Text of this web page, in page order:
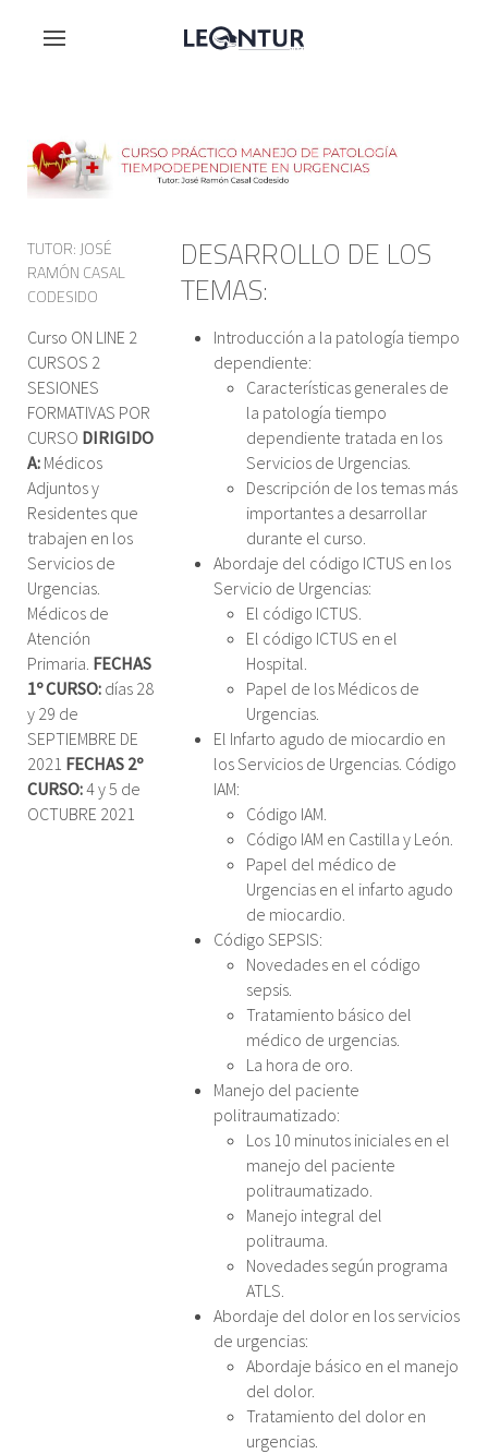
TUTOR: JOSÉ
RAMÓN CASAL
CODESIDO
Curso ON LINE 2
CURSOS 2
SESIONES
FORMATIVAS POR
CURSO DIRIGIDO
A: Médicos
Adjuntos y
Residentes que
trabajen en los
Servicios de
Urgencias.
Médicos de
Atención
Primaria. FECHAS
1º CURSO: días 28
y 29 de
SEPTIEMBRE DE
2021 FECHAS 2º
CURSO:4 y 5 de
OCTUBRE 2021
DESARROLLO DE LOS
TEMAS:
Introducción a la patología tiempo
dependiente:
Características generales de
la patología tiempo
dependiente tratada en los
Servicios de Urgencias.
Descripción de los temas más
importantes a desarrollar
durante el curso.
Abordaje del código ICTUS en los
Servicio de Urgencias:
El código ICTUS.
El código ICTUS en el
Hospital.
Papel de los Médicos de
Urgencias.
El Infarto agudo de miocardio en
los Servicios de Urgencias. Código
IAM:
Código IAM.
Código IAM en Castilla y León.
Papel del médico de
Urgencias en el infarto agudo
de miocardio.
Código SEPSIS:
Novedades en el código
sepsis.
Tratamiento básico del
médico de urgencias.
La hora de oro.
Manejo del paciente
politraumatizado:
Los 10 minutos iniciales en el
manejo del paciente
politraumatizado.
Manejo integral del
politrauma.
Novedades según programa
ATLS.
Abordaje del dolor en los servicios
de urgencias:
Abordaje básico en el manejo
del dolor.
Tratamiento del dolor en
urgencias.